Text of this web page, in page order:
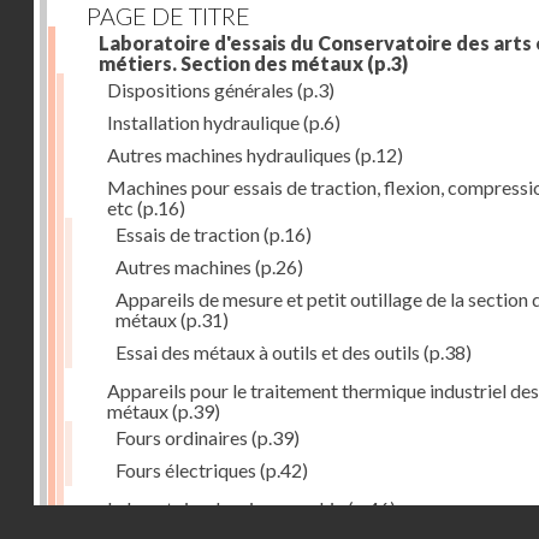
PAGE DE TITRE
Laboratoire d'essais du Conservatoire des arts
métiers. Section des métaux (p.3)
Dispositions générales (p.3)
Installation hydraulique(p.6)
Autres machines hydrauliques (p.12)
Machines pour essais de traction, flexion,
etc (p.16)
Essais de traction(p.16)
Autres machines (p.26)
Appareils de mesure et petit outillage de la section
métaux(p.31)
Essai des métaux à outils et des outils (p.38)
Appareils pour le traitement thermique industriel des
métaux(p.39)
Fours ordinaires (p.39)
Fours électriques (p.42)
Laboratoire de micrographie(p.46)